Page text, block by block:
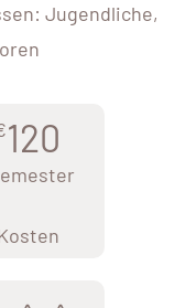
Jugendliche,
120